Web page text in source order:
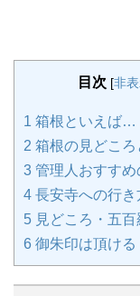
目次 [非
1 箱根といえば…
2 箱根の見どこ
3 管理人おすすめ
4 長安寺への行き
5 見どころ・五百
6 御朱印は頂ける